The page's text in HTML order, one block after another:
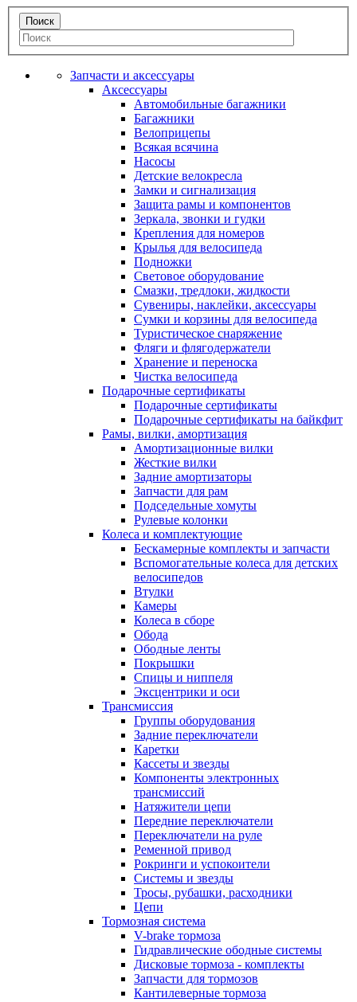
Запчасти и аксессуары
Аксессуары
Автомобильные багажники
Багажники
Велоприцепы
Всякая всячина
Насосы
Детские велокресла
Замки и сигнализация
Защита рамы и компонентов
Зеркала, звонки и гудки
Крепления для номеров
Крылья для велосипеда
Подножки
Световое оборудование
Смазки, тредлоки, жидкости
Сувениры, наклейки, аксессуары
Сумки и корзины для велосипеда
Туристическое снаряжение
Фляги и флягодержатели
Хранение и переноска
Чистка велосипеда
Подарочные сертификаты
Подарочные сертификаты
Подарочные сертификаты на байкфит
Рамы, вилки, амортизация
Амортизационные вилки
Жесткие вилки
Задние амортизаторы
Запчасти для рам
Подседельные хомуты
Рулевые колонки
Колеса и комплектующие
Бескамерные комплекты и запчасти
Вспомогательные колеса для детских
велосипедов
Втулки
Камеры
Колеса в сборе
Обода
Ободные ленты
Покрышки
Спицы и ниппеля
Эксцентрики и оси
Трансмиссия
Группы оборудования
Задние переключатели
Каретки
Кассеты и звезды
Компоненты электронных
трансмиссий
Натяжители цепи
Передние переключатели
Переключатели на руле
Ременной привод
Рокринги и успокоители
Системы и звезды
Тросы, рубашки, расходники
Цепи
Тормозная система
V-brake тормоза
Гидравлические ободные системы
Дисковые тормоза - комплекты
Запчасти для тормозов
Кантилеверные тормоза